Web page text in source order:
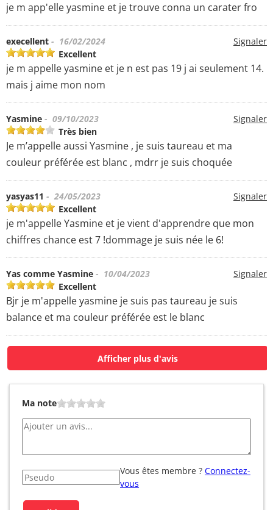
je m app'elle yasmine et je trouve conna un carater fro
Signaler
execellent - 16/02/2024
Excellent
je m appelle yasmine et je n est pas 19 j ai seulement 14.
mais j aime mon nom
Signaler
Yasmine - 09/10/2023
Très bien
Je m’appelle aussi Yasmine , je suis taureau et ma
couleur préférée est blanc , mdrr je suis choquée
Signaler
yasyas11 - 24/05/2023
Excellent
je m'appelle Yasmine et je vient d'apprendre que mon
chiffres chance est 7 !dommage je suis née le 6!
Signaler
Yas comme Yasmine - 10/04/2023
Excellent
Bjr je m'appelle yasmine je suis pas taureau je suis
balance et ma couleur préférée est le blanc
Afficher plus d'avis
Ma note
Vous êtes membre ? Connectez-
vous